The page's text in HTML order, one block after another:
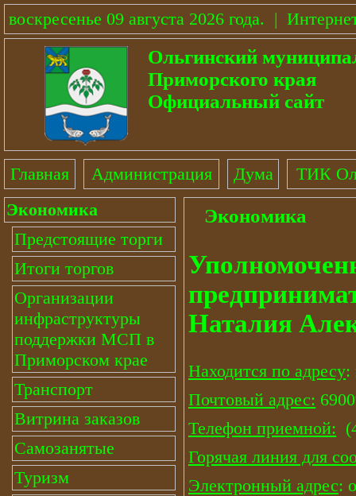
воскресенье 09 августа 2026 года. |
Ольгинский
Приморского края
Официальный сайт
Главная Администрация Дума
ТИК
Экономика
Предстоящие торги
Итоги торгов
Организации
инфраструктуры
поддержки МСП в
Приморском крае
Транспорт
Витрина заказов
Самозанятые
Туризм
Экономика
Наталия
Находится по адресу:
Почтовый адрес:
Телефон приемной:
Горячая линия для
Электронный адрес: